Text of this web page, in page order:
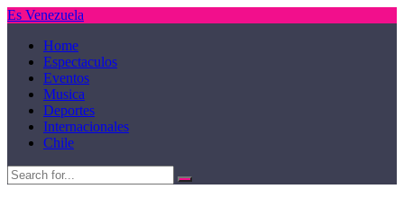
Es Venezuela
Home
Espectaculos
Eventos
Musica
Deportes
Internacionales
Chile